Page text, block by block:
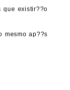
que existir??o
mesmo ap??s